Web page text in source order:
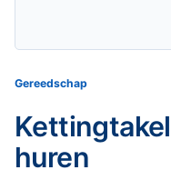
Gereedschap
huren